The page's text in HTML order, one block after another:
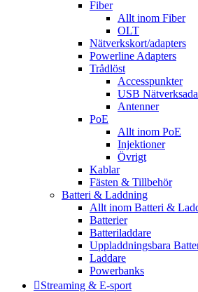
Fiber
Allt inom Fiber
OLT
Nätverkskort/adapters
Powerline Adapters
Trådlöst
Accesspunkter
USB
Antenner
PoE
Allt inom PoE
Injektioner
Övrigt
Kablar
Fästen & Tillbehör
Batteri & Laddning
Allt inom Batteri &
Batterier
Batteriladdare
Uppladdningsbara
Laddare
Powerbanks
Streaming & E-sport